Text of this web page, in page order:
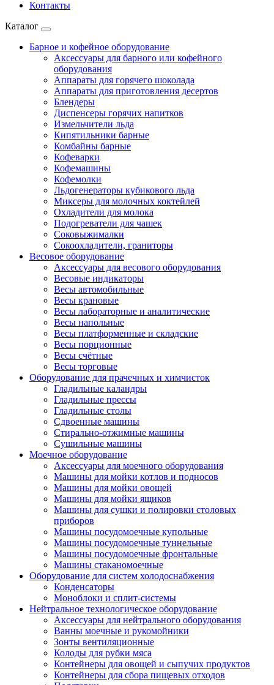
Контакты
Каталог
Барное и кофейное оборудование
Аксессуары для барного или кофейного
оборудования
Аппараты для горячего шоколада
Аппараты для приготовления десертов
Блендеры
Диспенсеры горячих напитков
Измельчители льда
Кипятильники барные
Комбайны барные
Кофеварки
Кофемашины
Кофемолки
Льдогенераторы кубикового льда
Миксеры для молочных коктейлей
Охладители для молока
Подогреватели для чашек
Соковыжималки
Сокоохладители, граниторы
Весовое оборудование
Аксессуары для весового оборудования
Весовые индикаторы
Весы автомобильные
Весы крановые
Весы лабораторные и аналитические
Весы напольные
Весы платформенные и складские
Весы порционные
Весы счётные
Весы торговые
Оборудование для прачечных и химчисток
Гладильные каландры
Гладильные прессы
Гладильные столы
Сдвоенные машины
Стирально-отжимные машины
Сушильные машины
Моечное оборудование
Аксессуары для моечного оборудования
Машины для мойки котлов и подносов
Машины для мойки овощей
Машины для мойки ящиков
Машины для сушки и полировки столовых
приборов
Машины посудомоечные купольные
Машины посудомоечные туннельные
Машины посудомоечные фронтальные
Машины стаканомоечные
Оборудование для систем холодоснабжения
Конденсаторы
Моноблоки и сплит-системы
Нейтральное технологическое оборудование
Аксессуары для нейтрального оборудования
Ванны моечные и рукомойники
Зонты вентиляционные
Колоды для рубки мяса
Контейнеры для овощей и сыпучих продуктов
Контейнеры для сбора пищевых отходов